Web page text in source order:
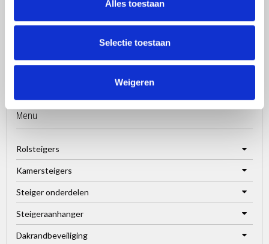
Alles toestaan
Selectie toestaan
Weigeren
Menu
Rolsteigers
Kamersteigers
Steiger onderdelen
Steigeraanhanger
Dakrandbeveiliging